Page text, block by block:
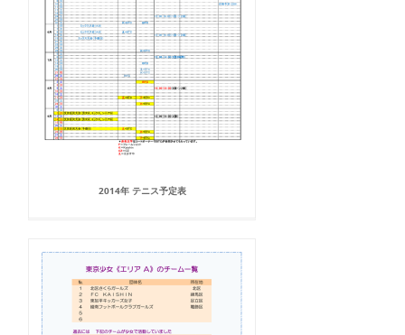
2014年 テニス予定表